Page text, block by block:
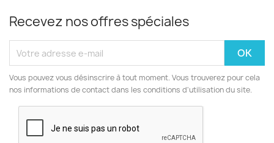
Recevez nos offres spéciales
Vous pouvez vous désinscrire à tout moment. Vous trouverez pour cela
nos informations de contact dans les conditions d'utilisation du site.